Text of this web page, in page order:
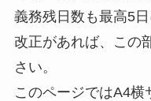
義務残日数も最高5日
改正があれば、この
さい。
このページではA4横